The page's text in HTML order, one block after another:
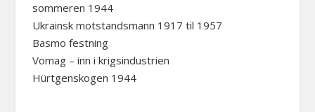
sommeren 1944
Ukrainsk motstandsmann 1917 til 1957
Basmo festning
Vomag – inn i krigsindustrien
Hürtgenskogen 1944